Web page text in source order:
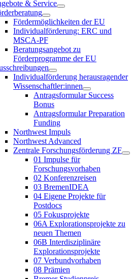
& Service
Fördermöglichkeiten der EU
Individualförderung: ERC und
MSCA-PF
Beratungsangebot zu
Förderprogramme der EU
Individualförderung herausragender
Wissenschaftler:innen
Antragsformular Success
Bonus
Antragsformular Preparation
Funding
Northwest Impuls
Northwest Advanced
Zentrale Forschungsförderung ZF
01 Impulse für
Forschungsvorhaben
02 Konferenzreisen
03 BremenIDEA
04 Eigene Projekte für
Postdocs
05 Fokusprojekte
06A Explorationsprojekte zu
neuen Themen
06B Interdisziplinäre
Explorationsprojekte
07 Verbundvorhaben
08 Prämien